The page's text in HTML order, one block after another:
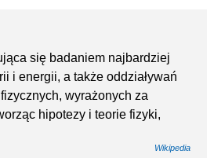
się badaniem najbardziej
i energii, a także oddziaływań
wyrażonych za
hipotezy i teorie fizyki,
Wikipedia